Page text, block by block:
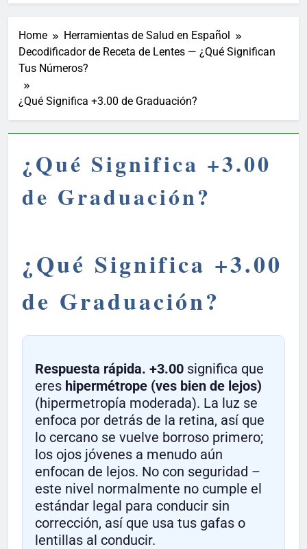
Home
Herramientas de Salud en Español
Decodificador de Receta de Lentes — ¿Qué Significan
Tus Números?
¿Qué Significa +3.00 de Graduación?
¿Qué Significa +3.00
de Graduación?
¿Qué Significa +3.00
de Graduación?
Respuesta rápida. +3.00 significa que
eres hipermétrope (ves bien de lejos)
(hipermetropía moderada). La luz se
enfoca por detrás de la retina, así que
lo cercano se vuelve borroso primero;
los ojos jóvenes a menudo aún
enfocan de lejos. No con seguridad –
este nivel normalmente no cumple el
estándar legal para conducir sin
corrección, así que usa tus gafas o
lentillas al conducir.